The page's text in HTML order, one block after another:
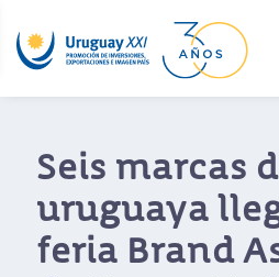
Seis marcas
uruguaya
feria Brand